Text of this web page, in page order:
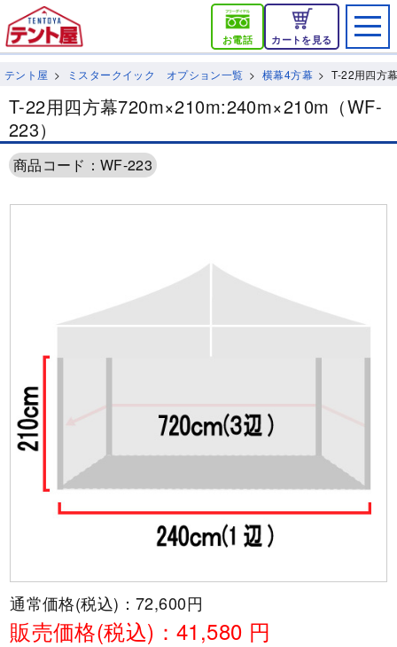
お電話 カートを見る
テント屋 ミスタークイック オプション一覧 横幕4方幕 T-22用四方
T-22用四方幕720m×210m:240m×210m（WF-
223）
商品コード：WF-223
通常価格(税込)： 72,600円
販売価格(税込)： 41,580 円